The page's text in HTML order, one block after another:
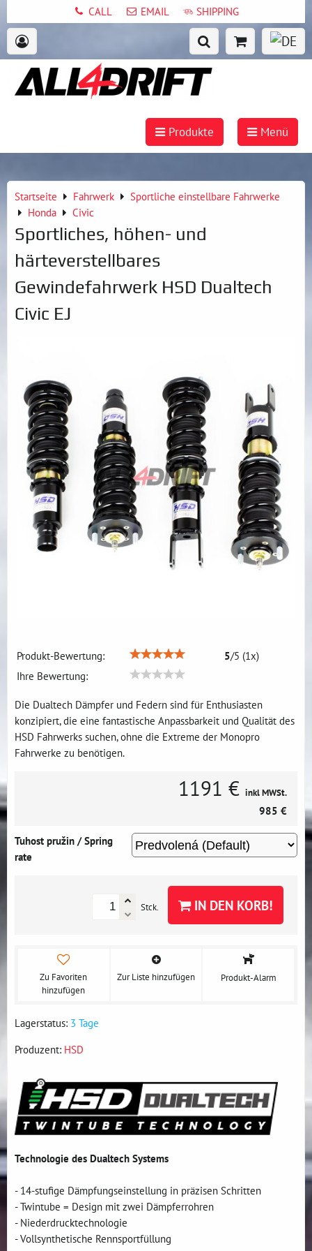
CALL EMAIL SHIPPING
Produkte Menü
Startseite Fahrwerk
Sportliche einstellbare Fahrwerke
Honda
Civic
Sportliches, höhen- und
härteverstellbares
Gewindefahrwerk HSD Dualtech
Civic EJ
Produkt-Bewertung: 5/5 (1x)
Ihre Bewertung:
Die Dualtech Dämpfer und Federn sind für Enthusiasten
konzipiert, die eine fantastische Anpassbarkeit und Qualität des
HSD Fahrwerks suchen, ohne die Extreme der Monopro
Fahrwerke zu benötigen.
1191 € inkl MWSt.
985 €
Tuhost pružin / Spring
rate
Stck. IN DEN KORB!
Zu Favoriten
hinzufügen
Zur Liste hinzufügen Produkt-Alarm
Lagerstatus: 3 Tage
Produzent: HSD
Technologie des Dualtech Systems
- 14-stufige Dämpfungseinstellung in präzisen Schritten
- Twintube = Design mit zwei Dämpferrohren
- Niederdrucktechnologie
- Vollsynthetische Rennsportfüllung